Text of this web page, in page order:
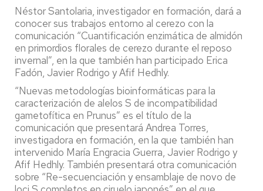
Néstor Santolaria, investigador en formación, dará a
conocer sus trabajos entorno al cerezo con la
comunicación “Cuantificación enzimática de almidón
en primordios florales de cerezo durante el reposo
invernal”, en la que también han participado Erica
Fadón, Javier Rodrigo y Afif Hedhly.
“Nuevas metodologías bioinformáticas para la
caracterización de alelos S de incompatibilidad
gametofítica en Prunus” es el título de la
comunicación que presentará Andrea Torres,
investigadora en formación, en la que también han
intervenido María Engracia Guerra, Javier Rodrigo y
Afif Hedhly. También presentará otra comunicación
sobre “Re-secuenciación y ensamblaje de novo de